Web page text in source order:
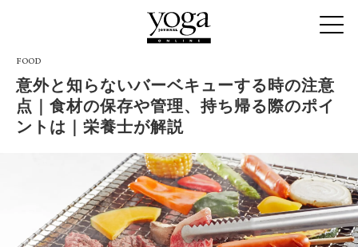
FOOD
意外と知らないバーベキューする時の注意
点｜食材の保存や管理、持ち帰る際のポイ
ントは｜栄養士が解説